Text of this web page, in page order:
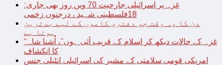
غزہ پر اسرائیلی جارحیت 70 ویں روز بھی جاری:
18فلسطینی شہید ، درجنوں زخمی
دن کا وہ وقت جو دفتری کاموں کے لیے بدترین
ہوتا ہے
“غزہ کے حالات دیکھ کر اسلام کے قریب آئی ہوں”، اُشنا شاہ
کا انکشاف
امریکی قومی سلامتی کے مشیر کی اسرائیلی انٹیلی جنس